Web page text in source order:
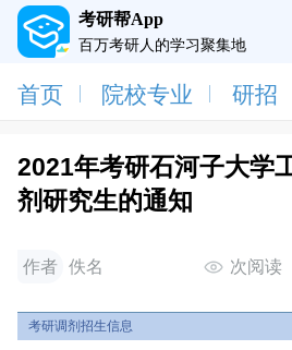
考研帮App
百万考研人的学习聚集地
首页 院校专业 研招
2021年考研石河子大学
剂研究生的通知
作者 佚名 次阅读
考研调剂招生信息